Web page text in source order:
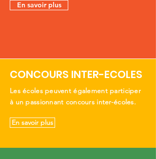
En savoir plus
CONCOURS INTER-ECOLES
Les écoles peuvent également participer
à un passionnant concours inter-écoles.
En savoir plus